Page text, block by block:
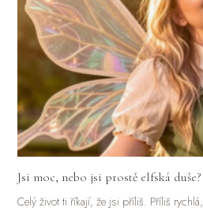
Jsi moc, nebo jsi prostě elfská duše?
Celý život ti říkají, že jsi příliš. Příliš